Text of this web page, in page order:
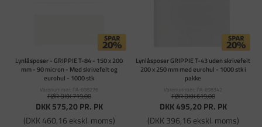
Lynlåsposer - GRIPPIE T-84 - 150 x 200
mm - 90 micron - Med skrivefelt og
eurohul - 1000 stk
Varenummer: PA-698276
FØR DKK 719,00
DKK 575,20PR. PK
(DKK 460,16 ekskl. moms)
Lynlåsposer GRIPPIE T-43 uden skrivefelt
200 x 250 mm med eurohul - 1000 stk i
pakke
Varenummer: PA-698342
FØR DKK 619,00
DKK 495,20PR. PK
(DKK 396,16 ekskl. moms)